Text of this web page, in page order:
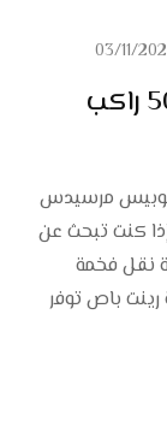
03/11/
ايجار اتوبيس مرسيدس 50 راكب
مرسيدس
من شركة رينت باص | 01101727711 إذا كنت تبحث عن
وسيلة نقل فخمة
رينت باص توفر